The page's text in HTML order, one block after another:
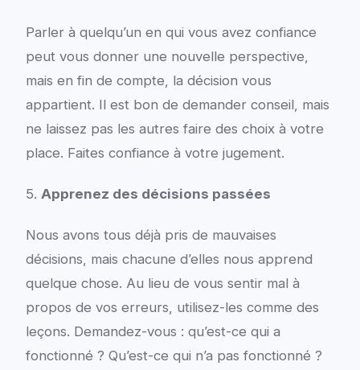
Parler à quelqu’un en qui vous avez confiance
peut vous donner une nouvelle perspective,
mais en fin de compte, la décision vous
appartient. Il est bon de demander conseil, mais
ne laissez pas les autres faire des choix à votre
place. Faites confiance à votre jugement.
5. Apprenez des décisions passées
Nous avons tous déjà pris de mauvaises
décisions, mais chacune d’elles nous apprend
quelque chose. Au lieu de vous sentir mal à
propos de vos erreurs, utilisez-les comme des
leçons. Demandez-vous : qu’est-ce qui a
fonctionné ? Qu’est-ce qui n’a pas fonctionné ?